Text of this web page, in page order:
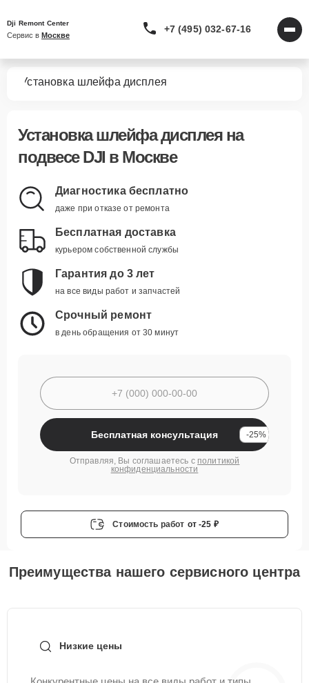
Dji Remont Center
Сервис в Москве
+7 (495) 032-67-16
Установка шлейфа дисплея
Установка шлейфа дисплеяна
подвесе DJI в Москве
Диагностика бесплатно
даже при отказе от ремонта
Бесплатная доставка
курьером собственной службы
Гарантия до 3 лет
на все виды работ и запчастей
Срочный ремонт
в день обращения от 30 минут
Бесплатная консультация -25%
Отправляя, Вы соглашаетесь с политикой
конфиденциальности
Стоимость работ от -25 ₽
Преимущества нашего сервисного центра
Низкие цены